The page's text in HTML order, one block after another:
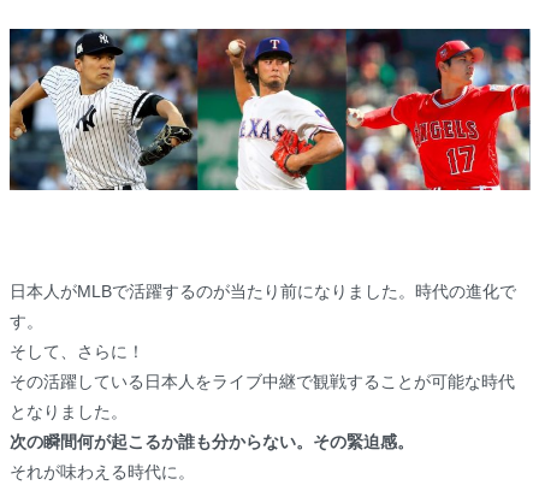
日本人がMLBで活躍するのが当たり前になりました。時代の進化で
す。
そして、さらに！
その活躍している日本人をライブ中継で観戦することが可能な時代
となりました。
次の瞬間何が起こるか誰も分からない。その緊迫感。
それが味わえる時代に。